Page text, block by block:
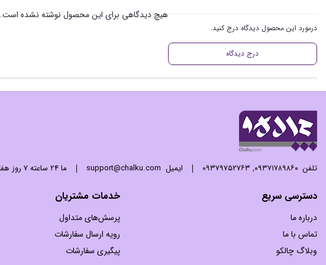
درمورد این محصول دیدگاه درج کنید.
درج دیدگاه
هیچ دیدگاهی برای این محصول نوشته نشده است.
تلفن ۰۹۳۷۱۷۸۹۸۶۰, ۰۹۳۷۹۷۵۲۷۶۳ ایمیل support@chalku.com ما 24 ساعته 7 روز هفته پاسخگوی شما هستیم.
دسترسی سریع
درباره ما
تماس با ما
وبلاگ چالکو
خدمات مشتریان
پرسش‌های متداول
رویه ارسال سفارشات
پیگیری سفارشات